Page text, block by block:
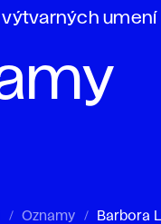
výtvarných umení
Oznamy Barbora